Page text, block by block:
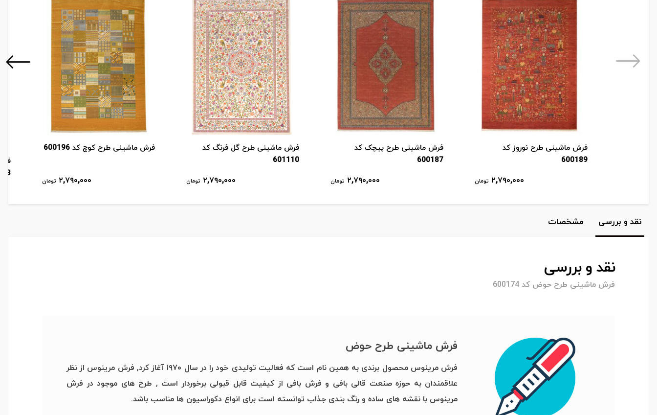
فرش ماشینی طرح نوروز کد
600189
۲,۷۹۰,۰۰۰ تومان
فرش ماشینی طرح پیچک کد
600187
۲,۷۹۰,۰۰۰ تومان
فرش ماشینی طرح گل فرنگ کد
601110
۲,۷۹۰,۰۰۰ تومان
فرش ماشینی طرح کوچ کد 600196
۲,۷۹۰,۰۰۰ تومان
نقد و بررسی مشخصات
نقد و بررسی
فرش ماشینی طرح حوض کد 600174
فرش ماشینی طرح حوض
فرش مرینوس محصول برندی به همین نام است که فعالیت تولیدی خود را در سال ۱۹۷۰ آغاز کرد, فرش مرینوس از نظر
علاقمندان به حوزه صنعت قالی بافی و فرش بافی از کیفیت قابل قبولی برخوردار است , طرح های موجود در فرش
مرینوس با نقشه های ساده و رنگ بندی جذاب توانسته است برای انواع دکوراسیون ها مناسب باشد.